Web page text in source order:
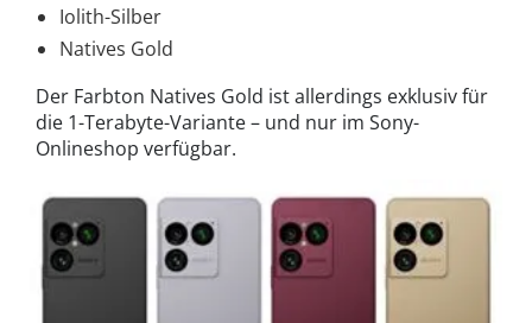
Iolith-Silber
Natives Gold
Der Farbton Natives Gold ist allerdings exklusiv für
die 1-Terabyte-Variante – und nur im Sony-
Onlineshop verfügbar.